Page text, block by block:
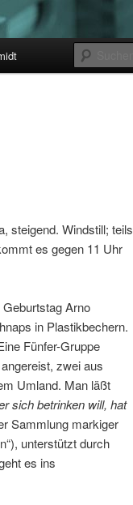
steigend. Windstill; teils
es gegen 11 Uhr
Arno
in Plastikbechern.
Fünfer-Gruppe
zwei aus
Umland. Man läßt
sich betrinken will, hat
Sammlung markiger
unterstützt durch
es ins